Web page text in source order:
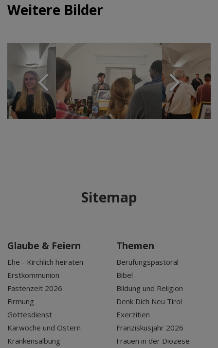
Weitere Bilder
Sitemap
Glaube & Feiern
Ehe - Kirchlich heiraten
Erstkommunion
Fastenzeit 2026
Firmung
Gottesdienst
Karwoche und Ostern
Krankensalbung
Themen
Berufungspastoral
Bibel
Bildung und Religion
Denk Dich Neu Tirol
Exerzitien
Franziskusjahr 2026
Frauen in der Diözese